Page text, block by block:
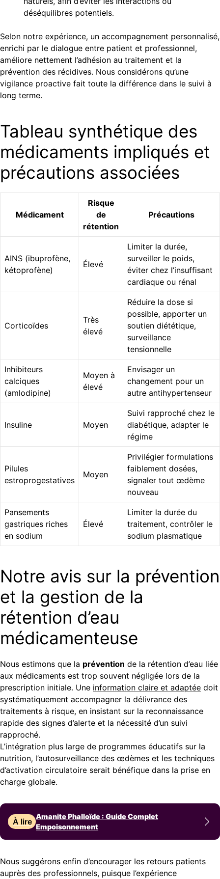
déséquilibres potentiels.
Selon notre expérience, un accompagnement personnalisé,
enrichi par le dialogue entre patient et professionnel,
améliore nettement l’adhésion au traitement et la
prévention des récidives. Nous considérons qu’une
vigilance proactive fait toute la différence dans le suivi à
long terme.
Tableau synthétique des
médicaments impliqués et
précautions associées
Médicament
Risque
de
rétention
Précautions
AINS (ibuprofène,
kétoprofène)
Élevé
Limiter la durée,
surveiller le poids,
éviter chez l’insuffisant
cardiaque ou rénal
Corticoïdes
Très
élevé
Réduire la dose si
possible, apporter un
soutien diététique,
surveillance
tensionnelle
Inhibiteurs
calciques
(amlodipine)
Moyen à
élevé
Envisager un
changement pour un
autre antihypertenseur
Insuline Moyen
Suivi rapproché chez le
diabétique, adapter le
régime
Pilules
estroprogestatives
Moyen
Privilégier formulations
faiblement dosées,
signaler tout œdème
nouveau
Pansements
gastriques riches
en sodium
Élevé
Limiter la durée du
traitement, contrôler le
sodium plasmatique
Notre avis sur la prévention
et la gestion de la
rétention d’eau
médicamenteuse
Nous estimons que la prévention de la rétention d’eau liée
aux médicaments est trop souvent négligée lors de la
prescription initiale. Une information claire et adaptée doit
systématiquement accompagner la délivrance des
traitements à risque, en insistant sur la reconnaissance
rapide des signes d’alerte et la nécessité d’un suivi
rapproché.
L’intégration plus large de programmes éducatifs sur la
nutrition, l’autosurveillance des œdèmes et les techniques
d’activation circulatoire serait bénéfique dans la prise en
charge globale.
À lire
Amanite Phalloïde : Guide Complet
Empoisonnement
Nous suggérons enfin d’encourager les retours patients
auprès des professionnels, puisque l’expérience